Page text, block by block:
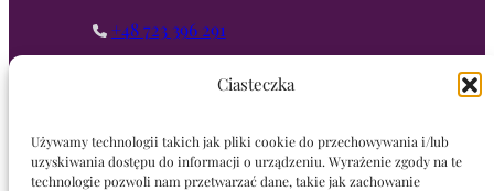
Ciasteczka
Używamy technologii takich jak pliki cookie do przechowywania i/lub
uzyskiwania dostępu do informacji o urządzeniu. Wyrażenie zgody na te
technologie pozwoli nam przetwarzać dane, takie jak zachowanie
+48 723 396 291